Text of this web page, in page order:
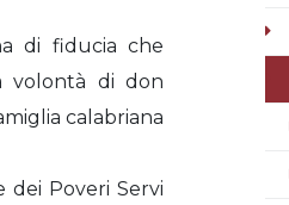
di fiducia che
volontà di don
calabriana
dei Poveri Servi